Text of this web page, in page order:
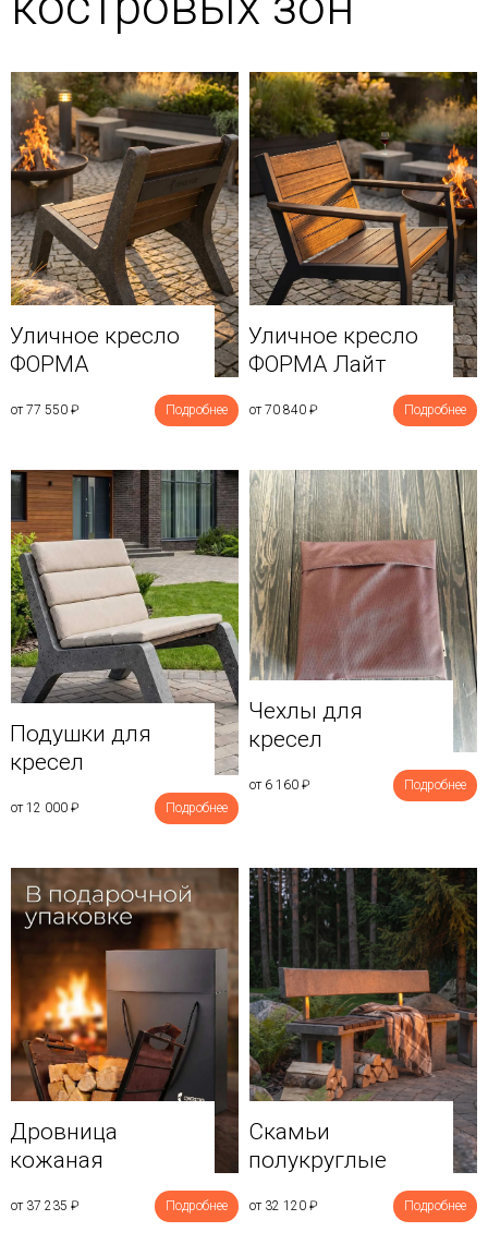
Уличное кресло
ФОРМА
от 77 550 ₽ Подробнее
Уличное кресло
ФОРМА Лайт
от 70 840 ₽ Подробнее
Подушки для
кресел
от 12 000 ₽ Подробнее
Чехлы для
кресел
от 6 160 ₽ Подробнее
Дровница
кожаная
от 37 235 ₽ Подробнее
Скамьи
полукруглые
от 32 120 ₽ Подробнее